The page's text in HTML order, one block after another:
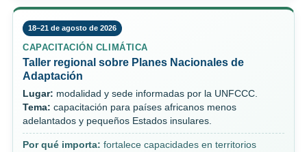
18–21 de agosto de 2026
CAPACITACIÓN CLIMÁTICA
Taller regional sobre Planes Nacionales de
Adaptación
Lugar: modalidad y sede informadas por la UNFCCC.
Tema: capacitación para países africanos menos
adelantados y pequeños Estados insulares.
Por qué importa: fortalece capacidades en territorios